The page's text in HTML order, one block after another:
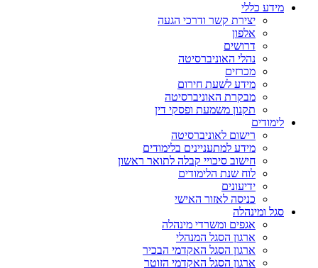
מידע כללי
יצירת קשר ודרכי הגעה
אלפון
דרושים
נהלי האוניברסיטה
מכרזים
מידע לשעת חירום
מבקרת האוניברסיטה
תקנון משמעת ופסקי דין
לימודים
רישום לאוניברסיטה
מידע למתעניינים בלימודים
חישוב סיכויי קבלה לתואר ראשון
לוח שנת הלימודים
ידיעונים
כניסה לאזור האישי
סגל ומינהלה
אגפים ומשרדי מינהלה
ארגון הסגל המנהלי
ארגון הסגל האקדמי הבכיר
ארגון הסגל האקדמי הזוטר